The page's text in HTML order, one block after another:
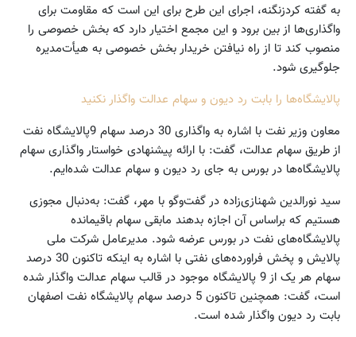
به گفته کردزنگنه، اجرای این طرح برای این است که مقاومت برای
واگذاری‌ها از بین برود و این مجمع اختیار دارد که بخش خصوصی را
منصوب کند تا از راه نیافتن خریدار بخش خصوصی به هیأت‌مدیره
جلوگیری شود.
پالایشگاه‌ها را بابت رد دیون و سهام عدالت واگذار نکنید
معاون وزیر نفت با اشاره به واگذاری 30 درصد سهام 9پالایشگاه نفت
از طریق سهام عدالت، گفت: با ارائه پیشنهادی خواستار واگذاری سهام
پالایشگاه‌ها در بورس به جای رد دیون و سهام عدالت شده‌ایم.
سید نورالدین شهنازی‌زاده در گفت‌وگو با مهر، گفت: به‌دنبال مجوزی
هستیم که براساس آن اجازه بدهند مابقی سهام باقیمانده
پالایشگاه‌های نفت در بورس عرضه شود. مدیرعامل شرکت ملی
پالایش و پخش فراورده‌های نفتی با اشاره به اینکه تاکنون 30 درصد
سهام هر یک از 9 پالایشگاه موجود در قالب سهام عدالت واگذار شده
است، گفت: همچنین تاکنون 5 درصد سهام پالایشگاه نفت اصفهان
بابت رد دیون واگذار شده است.